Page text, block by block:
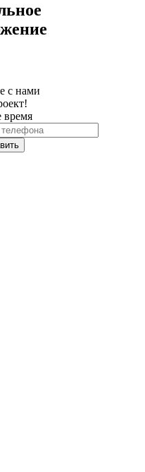
с нами
время